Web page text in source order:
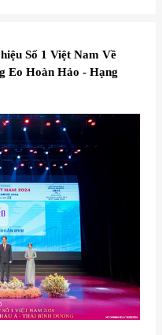
Số 1 Việt Nam Về
Eo Hoàn Hảo - Hạng